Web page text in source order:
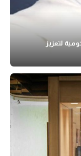
لتعزيز